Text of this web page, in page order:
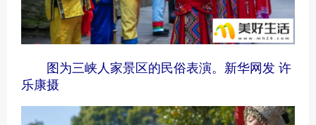
图为三峡人家景区的民俗表演。新华网发 许
乐康摄